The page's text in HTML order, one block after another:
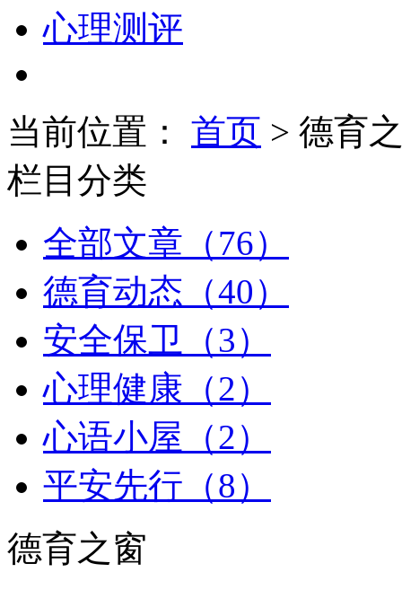
心理测评
当前位置： 首页 > 德育
栏目分类
全部文章（76）
德育动态（40）
安全保卫（3）
心理健康（2）
心语小屋（2）
平安先行（8）
德育之窗